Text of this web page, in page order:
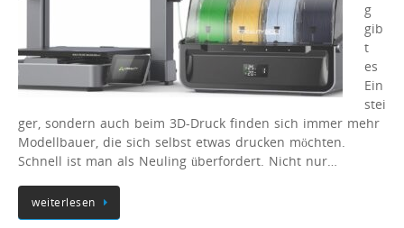
g
gib
t
es
Ein
stei
ger, sondern auch beim 3D-Druck finden sich immer mehr
Modellbauer, die sich selbst etwas drucken möchten.
Schnell ist man als Neuling überfordert. Nicht nur…
weiterlesen